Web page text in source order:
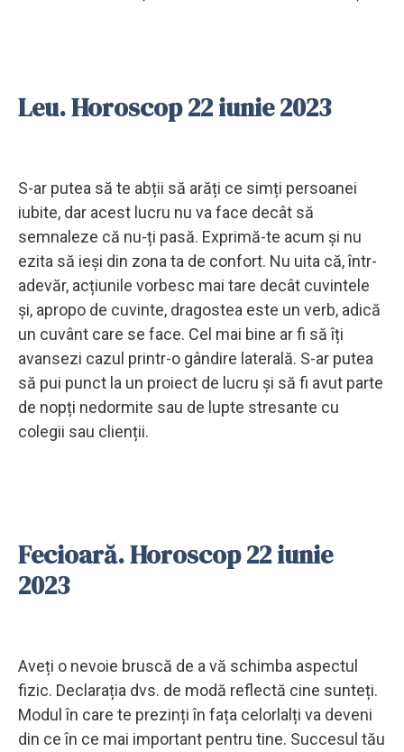
Leu. Horoscop 22 iunie 2023
S-ar putea să te abții să arăți ce simți persoanei
iubite, dar acest lucru nu va face decât să
semnaleze că nu-ți pasă. Exprimă-te acum și nu
ezita să ieși din zona ta de confort. Nu uita că, într-
adevăr, acțiunile vorbesc mai tare decât cuvintele
și, apropo de cuvinte, dragostea este un verb, adică
un cuvânt care se face. Cel mai bine ar fi să îți
avansezi cazul printr-o gândire laterală. S-ar putea
să pui punct la un proiect de lucru și să fi avut parte
de nopți nedormite sau de lupte stresante cu
colegii sau clienții.
Fecioară. Horoscop 22 iunie
2023
Aveți o nevoie bruscă de a vă schimba aspectul
fizic. Declarația dvs. de modă reflectă cine sunteți.
Modul în care te prezinți în fața celorlalți va deveni
din ce în ce mai important pentru tine. Succesul tău